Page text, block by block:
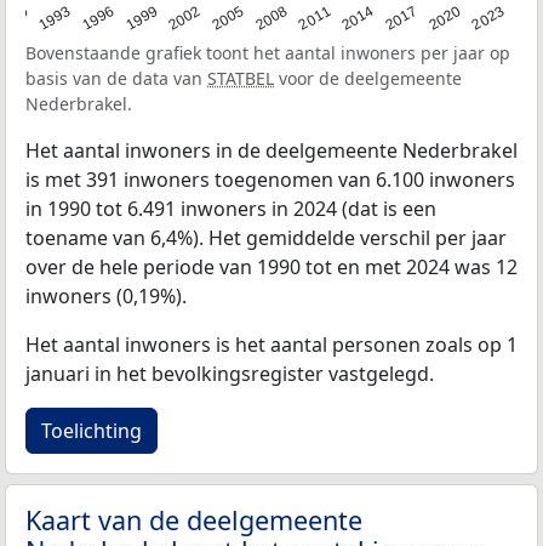
1993 1996 1999 2002 2005 2008 2011 2014 2017 2020 2023
Bovenstaande grafiek toont het aantal inwoners per jaar op
basis van de data van STATBEL voor de deelgemeente
Nederbrakel.
Het aantal inwoners in de deelgemeente Nederbrakel
is met 391 inwoners toegenomen van 6.100 inwoners
in 1990 tot 6.491 inwoners in 2024 (dat is een
toename van 6,4%). Het gemiddelde verschil per jaar
over de hele periode van 1990 tot en met 2024 was 12
inwoners (0,19%).
Het aantal inwoners is het aantal personen zoals op 1
januari in het bevolkingsregister vastgelegd.
Toelichting
Kaart van de deelgemeente